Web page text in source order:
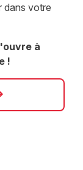
dans votre
à
!